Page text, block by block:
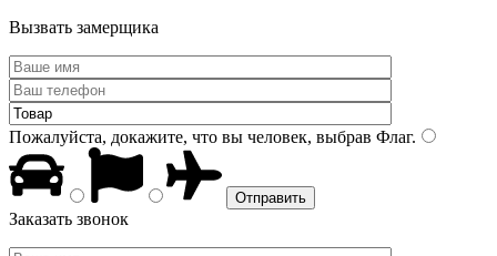
Вызвать замерщика
Пожалуйста, докажите, что вы человек, выбрав Флаг.
Заказать звонок